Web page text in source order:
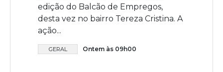
edição do Balcão de Empregos,
desta vez no bairro Tereza Cristina. A
ação...
GERAL Ontem às 09h00